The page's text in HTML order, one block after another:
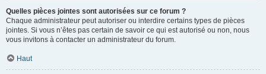
Quelles pièces jointes sont autorisées sur ce forum ?
Chaque administrateur peut autoriser ou interdire certains types de pièces
jointes. Si vous n’êtes pas certain de savoir ce qui est autorisé ou non, nous
vous invitons à contacter un administrateur du forum.
Haut